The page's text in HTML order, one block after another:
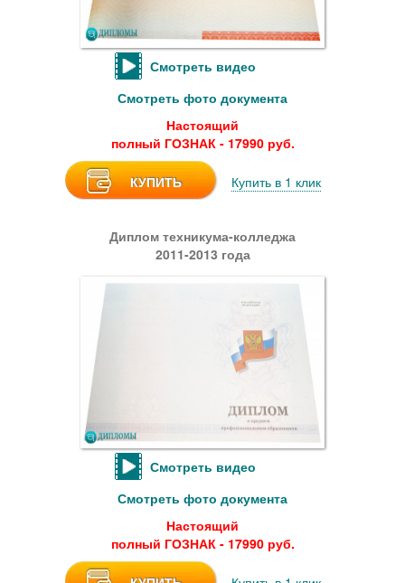
Смотреть видео
Смотреть фото документа
Настоящий
полный ГОЗНАК - 17990 руб.
КУПИТЬ Купить в 1 клик
Диплом техникума-колледжа
2011-2013 года
Смотреть видео
Смотреть фото документа
Настоящий
полный ГОЗНАК - 17990 руб.